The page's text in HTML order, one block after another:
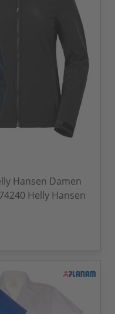
Hansen Damen
Helly Hansen